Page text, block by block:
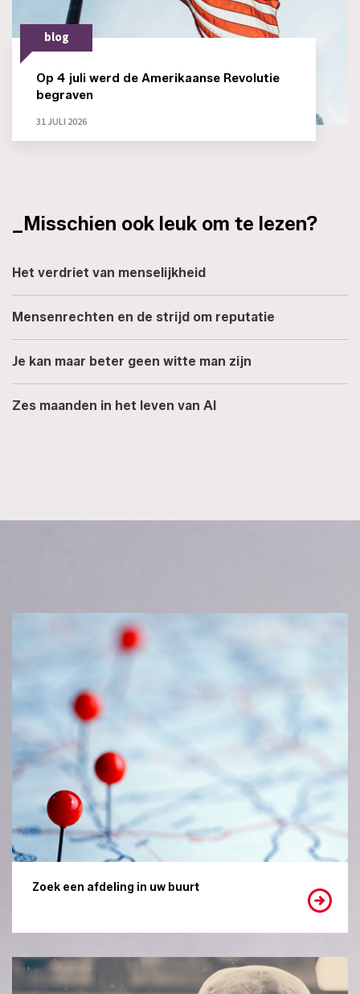
blog
Op 4 juli werd de Amerikaanse Revolutie
begraven
31 JULI 2026
_Misschien ook leuk om te lezen?
Het verdriet van menselijkheid
Mensenrechten en de strijd om reputatie
Je kan maar beter geen witte man zijn
Zes maanden in het leven van AI
Zoek een afdeling in uw buurt